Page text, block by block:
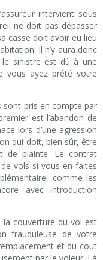
intervient sous
ne doit pas dépasser
casse doit avoir eu lieu
Il n’y aura donc
le sinistre est dû à une
vous ayez prêté votre
sont pris en compte par
est l’abandon de
lors d’une agression
qui doit, bien sûr, être
de plainte. Le contrat
vols si vous en faites
comme les
avec introduction
la couverture du vol est
frauduleuse de votre
et du cout